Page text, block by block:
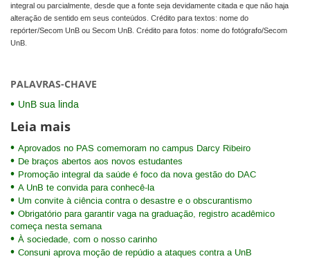
integral ou parcialmente, desde que a fonte seja devidamente citada e que não haja
alteração de sentido em seus conteúdos. Crédito para textos: nome do
repórter/Secom UnB ou Secom UnB. Crédito para fotos: nome do fotógrafo/Secom
UnB.
PALAVRAS-CHAVE
UnB sua linda
Leia mais
Aprovados no PAS comemoram no campus Darcy Ribeiro
De braços abertos aos novos estudantes
Promoção integral da saúde é foco da nova gestão do DAC
A UnB te convida para conhecê-la
Um convite à ciência contra o desastre e o obscurantismo
Obrigatório para garantir vaga na graduação, registro acadêmico
começa nesta semana
À sociedade, com o nosso carinho
Consuni aprova moção de repúdio a ataques contra a UnB